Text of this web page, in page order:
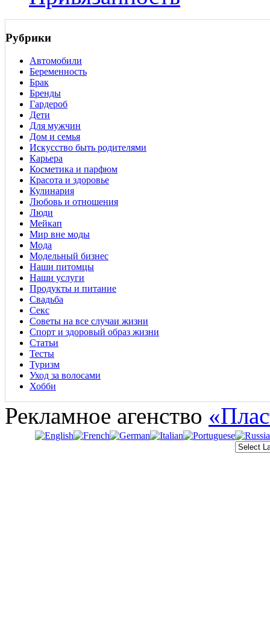
Рубрики
Автомобили
Беременность
Брак
Бренды
Гардероб
Дети
Для мужчин
Дом и семья
Искусство быть родителями
Карьера
Косметика и парфюм
Красота и здоровье
Кулинария
Любовь и отношения
Люди
Мейкап
Мир вне моды
Мода
Модельный бизнес
Наши питомцы
Наши услуги
Продукты и питание
Свадьба
Секс
Советы на все случаи жизни
Спорт и здоровый образ жизни
Статьи
Тесты
Туризм
Уход за волосами
Хобби
Рекламное агенство